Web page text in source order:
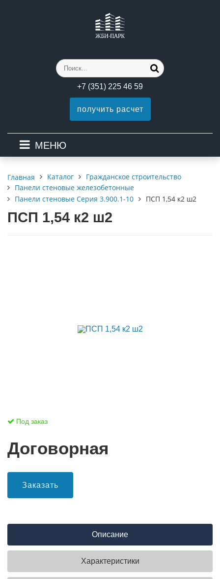
+7 (351) 225 46 59
получить расчет
МЕНЮ
Главная Каталог
Гражданское строительство
Панели стеновые железобетонные
Панели стеновые Серия 3.900.1-10
ПСП 1,54 к2 ш2
ПСП 1,54 к2 ш2
Под заказ
Договорная
Заказать
Описание
Характеристики